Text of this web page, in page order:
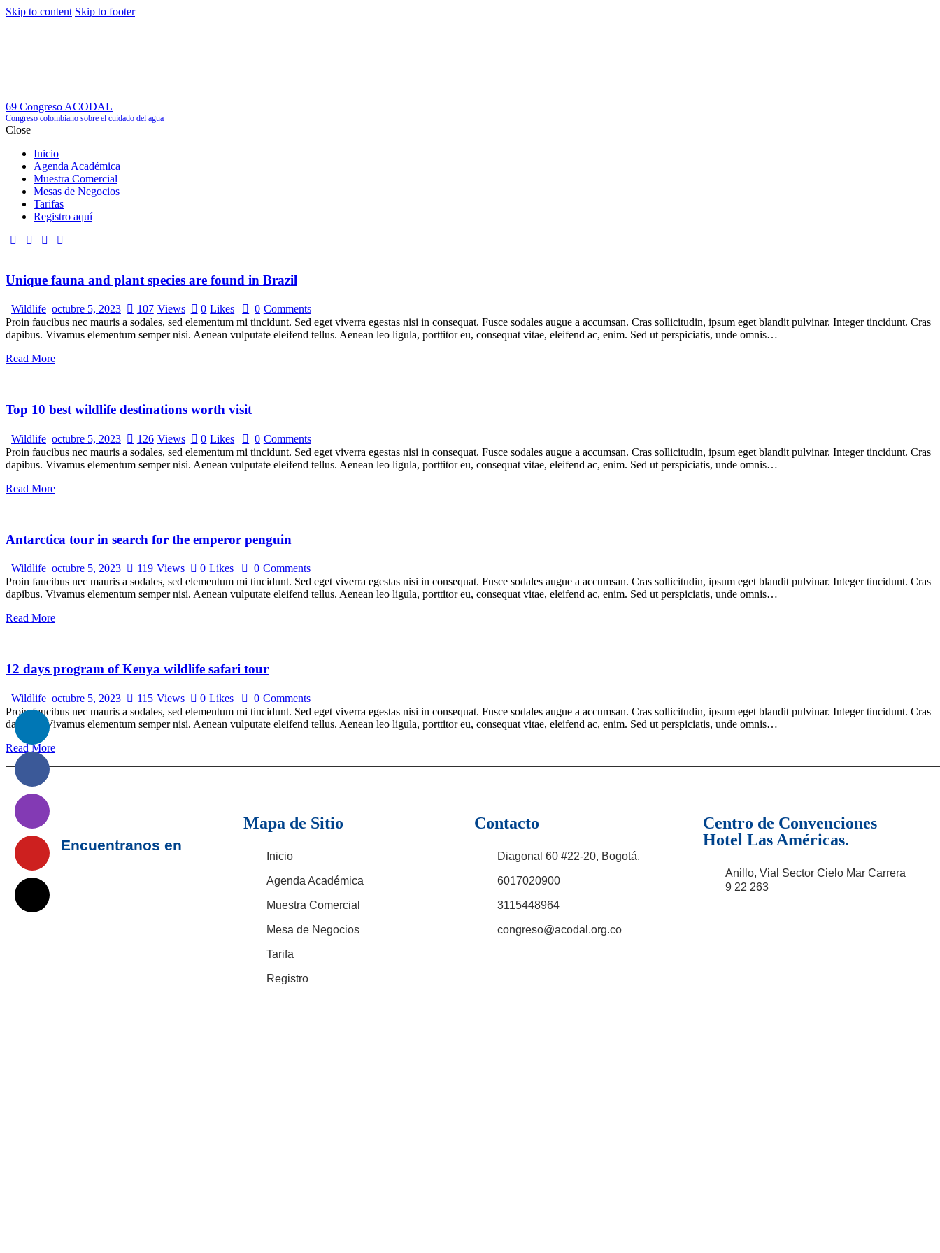
Skip to content Skip to footer
69 Congreso ACODAL
Congreso colombiano sobre el cuidado del agua
Close
Inicio
Agenda Académica
Muestra Comercial
Mesas de Negocios
Tarifas
Registro aquí
Unique fauna and plant species are found in Brazil
Wildlife octubre 5, 2023 107 Views 0 Likes 0 Comments
Proin faucibus nec mauris a sodales, sed elementum mi tincidunt. Sed eget viverra egestas nisi in consequat. Fusce sodales augue a accumsan. Cras sollicitudin, ipsum eget blandit pulvinar. Integer tincidunt. Cras
dapibus. Vivamus elementum semper nisi. Aenean vulputate eleifend tellus. Aenean leo ligula, porttitor eu, consequat vitae, eleifend ac, enim. Sed ut perspiciatis, unde omnis…
Read More
Top 10 best wildlife destinations worth visit
Wildlife octubre 5, 2023 126 Views 0 Likes 0 Comments
Proin faucibus nec mauris a sodales, sed elementum mi tincidunt. Sed eget viverra egestas nisi in consequat. Fusce sodales augue a accumsan. Cras sollicitudin, ipsum eget blandit pulvinar. Integer tincidunt. Cras
dapibus. Vivamus elementum semper nisi. Aenean vulputate eleifend tellus. Aenean leo ligula, porttitor eu, consequat vitae, eleifend ac, enim. Sed ut perspiciatis, unde omnis…
Read More
Antarctica tour in search for the emperor penguin
Wildlife octubre 5, 2023 119 Views 0 Likes 0 Comments
Proin faucibus nec mauris a sodales, sed elementum mi tincidunt. Sed eget viverra egestas nisi in consequat. Fusce sodales augue a accumsan. Cras sollicitudin, ipsum eget blandit pulvinar. Integer tincidunt. Cras
dapibus. Vivamus elementum semper nisi. Aenean vulputate eleifend tellus. Aenean leo ligula, porttitor eu, consequat vitae, eleifend ac, enim. Sed ut perspiciatis, unde omnis…
Read More
12 days program of Kenya wildlife safari tour
Wildlife octubre 5, 2023 115 Views 0 Likes 0 Comments
Proin faucibus nec mauris a sodales, sed elementum mi tincidunt. Sed eget viverra egestas nisi in consequat. Fusce sodales augue a accumsan. Cras sollicitudin, ipsum eget blandit pulvinar. Integer tincidunt. Cras
dapibus. Vivamus elementum semper nisi. Aenean vulputate eleifend tellus. Aenean leo ligula, porttitor eu, consequat vitae, eleifend ac, enim. Sed ut perspiciatis, unde omnis…
Read More
Encuentranos en
Mapa de Sitio
Inicio
Agenda Académica
Muestra Comercial
Mesa de Negocios
Tarifa
Registro
Contacto
Diagonal 60 #22-20, Bogotá.
6017020900
3115448964
congreso@acodal.org.co
Centro de Convenciones
Hotel Las Américas.
Anillo, Vial Sector Cielo Mar Carrera
9 22 263